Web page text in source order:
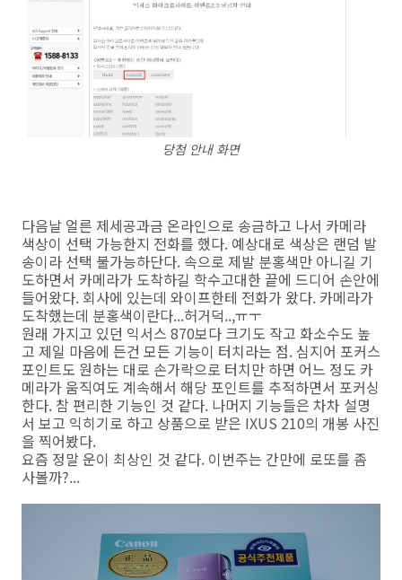
당첨 안내 화면
다음날 얼른 제세공과금 온라인으로 송금하고 나서 카메라
색상이 선택 가능한지 전화를 했다. 예상대로 색상은 랜덤 발
송이라 선택 불가능하단다. 속으로 제발 분홍색만 아니길 기
도하면서 카메라가 도착하길 학수고대한 끝에 드디어 손안에
들어왔다. 회사에 있는데 와이프한테 전화가 왔다. 카메라가
도착했는데 분홍색이란다...허거덕..,ㅠㅜ
원래 가지고 있던 익서스 870보다 크기도 작고 화소수도 높
고 제일 마음에 든건 모든 기능이 터치라는 점. 심지어 포커스
포인트도 원하는 대로 손가락으로 터치만 하면 어느 정도 카
메라가 움직여도 계속해서 해당 포인트를 추적하면서 포커싱
한다. 참 편리한 기능인 것 같다. 나머지 기능들은 차차 설명
서 보고 익히기로 하고 상품으로 받은 IXUS 210의 개봉 사진
을 찍어봤다.
요즘 정말 운이 최상인 것 같다. 이번주는 간만에 로또를 좀
사볼까?...